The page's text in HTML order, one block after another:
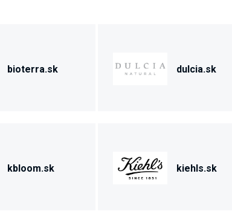
bioterra.sk dulcia.sk
kbloom.sk kiehls.sk